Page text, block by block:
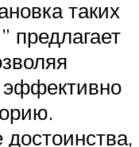
таких
предлагает